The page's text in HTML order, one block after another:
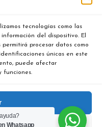
tecnologías como las
del dispositivo. El
procesar datos como
únicas en este
puede afectar
funciones.
de Alimentación | Desing
Whatsapp